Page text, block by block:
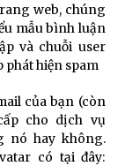
như thế nào?
web, chúng
mẫu bình luận
và chuỗi user
hiện spam
của bạn (còn
cho dịch vụ
nó hay không.
có tại đây: